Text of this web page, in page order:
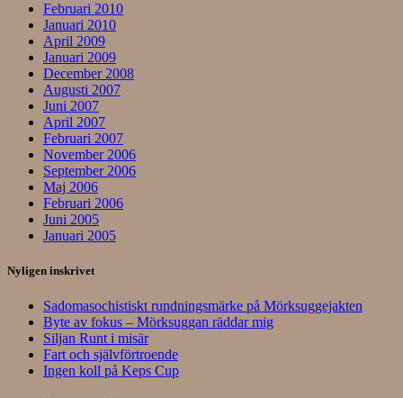
Februari 2010
Januari 2010
April 2009
Januari 2009
December 2008
Augusti 2007
Juni 2007
April 2007
Februari 2007
November 2006
September 2006
Maj 2006
Februari 2006
Juni 2005
Januari 2005
Nyligen inskrivet
Sadomasochistiskt rundningsmärke på Mörksuggejakten
Byte av fokus – Mörksuggan räddar mig
Siljan Runt i misär
Fart och självförtroende
Ingen koll på Keps Cup